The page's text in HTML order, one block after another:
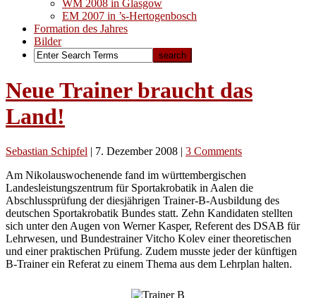
WM 2008 in Glasgow
EM 2007 in ’s-Hertogenbosch
Formation des Jahres
Bilder
Neue Trainer braucht das
Land!
Sebastian Schipfel | 7. Dezember 2008 | 3 Comments
Am Nikolauswochenende fand im württembergischen
Landesleistungszentrum für Sportakrobatik in Aalen die
Abschlussprüfung der diesjährigen Trainer-B-Ausbildung des
deutschen Sportakrobatik Bundes statt. Zehn Kandidaten stellten
sich unter den Augen von Werner Kasper, Referent des DSAB für
Lehrwesen, und Bundestrainer Vitcho Kolev einer theoretischen
und einer praktischen Prüfung. Zudem musste jeder der künftigen
B-Trainer ein Referat zu einem Thema aus dem Lehrplan halten.